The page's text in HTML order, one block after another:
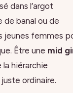
dans l’argot
de banal ou de
jeunes femmes
Être une mid
la hiérarchie
ordinaire.